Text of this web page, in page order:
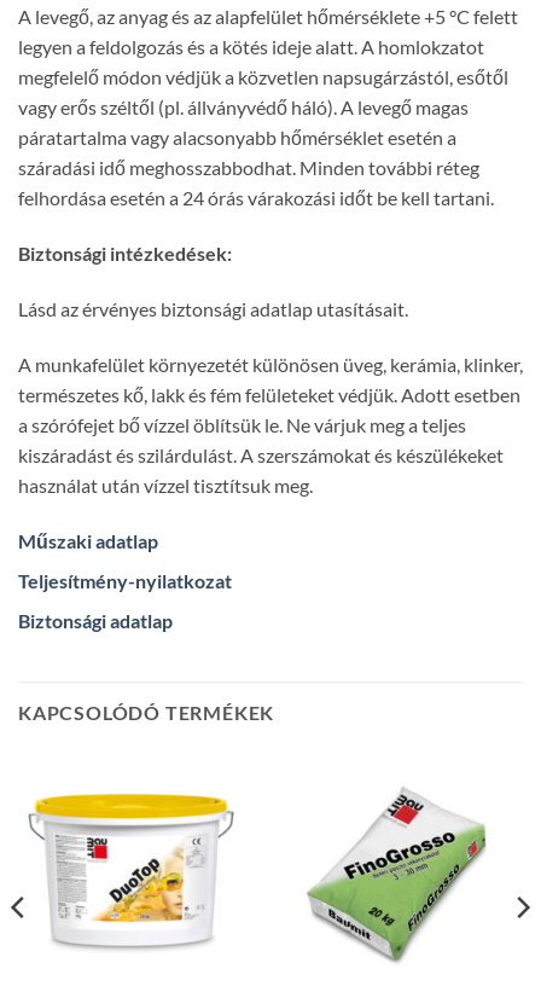
A levegő, az anyag és az alapfelület hőmérséklete +5 °C felett
legyen a feldolgozás és a kötés ideje alatt. A homlokzatot
megfelelő módon védjük a közvetlen napsugárzástól, esőtől
vagy erős széltől (pl. állványvédő háló). A levegő magas
páratartalma vagy alacsonyabb hőmérséklet esetén a
száradási idő meghosszabbodhat. Minden további réteg
felhordása esetén a 24 órás várakozási időt be kell tartani.
Biztonsági intézkedések:
Lásd az érvényes biztonsági adatlap utasításait.
A munkafelület környezetét különösen üveg, kerámia, klinker,
természetes kő, lakk és fém felületeket védjük. Adott esetben
a szórófejet bő vízzel öblítsük le. Ne várjuk meg a teljes
kiszáradást és szilárdulást. A szerszámokat és készülékeket
használat után vízzel tisztítsuk meg.
Műszaki adatlap
Teljesítmény-nyilatkozat
Biztonsági adatlap
KAPCSOLÓDÓ TERMÉKEK